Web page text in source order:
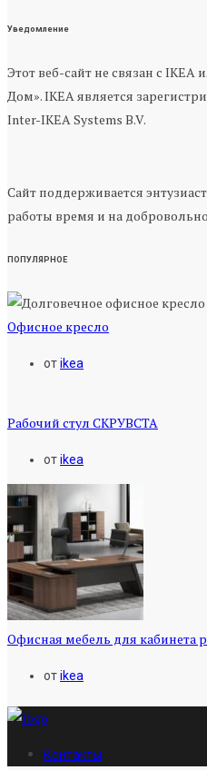
Уведомление
Этот веб-сайт не связан с
Дом». IKEA является
Inter-IKEA Systems B.V.
Сайт поддерживается
работы время и на
ПОПУЛЯРНОЕ
Офисное кресло
отikea
Рабочий стул СКРУВСТА
отikea
Офисная мебель для кабинета
отikea
Контакты